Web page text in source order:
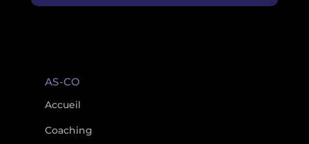
AS-CO
Accueil
Coaching